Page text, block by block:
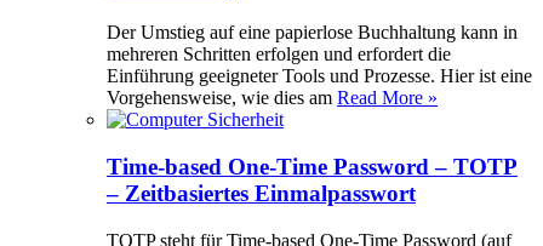
Der Umstieg auf eine papierlose Buchhaltung kann in
mehreren Schritten erfolgen und erfordert die
Einführung geeigneter Tools und Prozesse. Hier ist eine
Vorgehensweise, wie dies am Read More »
Time-based One-Time Password – TOTP
– Zeitbasiertes Einmalpasswort
TOTP steht für Time-based One-Time Password (auf